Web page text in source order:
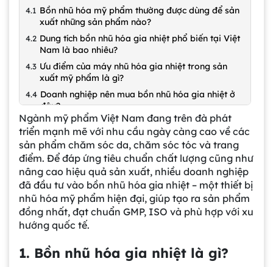
Bồn nhũ hóa mỹ phẩm thường được dùng để sản
xuất những sản phẩm nào?
Dung tích bồn nhũ hóa gia nhiệt phổ biến tại Việt
Nam là bao nhiêu?
Ưu điểm của máy nhũ hóa gia nhiệt trong sản
xuất mỹ phẩm là gì?
Doanh nghiệp nên mua bồn nhũ hóa gia nhiệt ở
đâu?
Ngành mỹ phẩm Việt Nam đang trên đà phát
triển mạnh mẽ với nhu cầu ngày càng cao về các
sản phẩm chăm sóc da, chăm sóc tóc và trang
điểm. Để đáp ứng tiêu chuẩn chất lượng cũng như
nâng cao hiệu quả sản xuất, nhiều doanh nghiệp
đã đầu tư vào bồn nhũ hóa gia nhiệt – một thiết bị
nhũ hóa mỹ phẩm hiện đại, giúp tạo ra sản phẩm
đồng nhất, đạt chuẩn GMP, ISO và phù hợp với xu
hướng quốc tế.
1. Bồn nhũ hóa gia nhiệt là gì?